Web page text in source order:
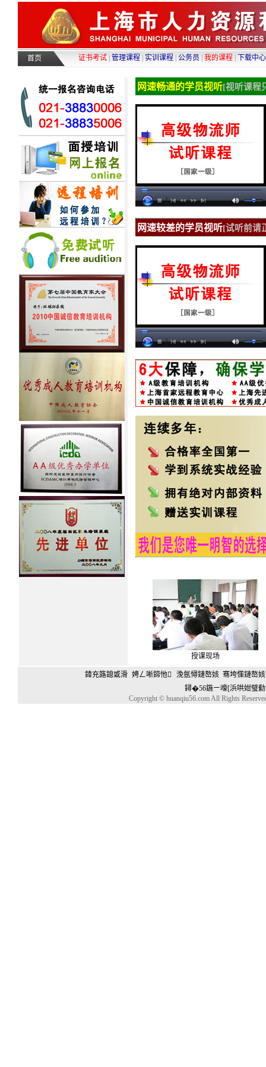
首页 证书考试 管理课程 实训课程 公务员 我的课程 下载中心
网速畅通的学员视听[视听课程
网速较差的学员视听[试听前请
授课现场
鍏充簬鎴戜滑 娉ㄥ唽鍗忚 浼氬憳鏈嶅姟 骞垮憡鏈嶅姟
鐞�56鍦ㄧ嚎[浜哄姏璧
Copyright © huanqiu56.com All Rights